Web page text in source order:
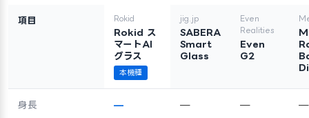
項目 Rokid
Rokid ス
マートAI
グラス
本機種
jig.jp
SABERA
Smart
Glass
Even
Realities
Even
G2
身長 — — — —